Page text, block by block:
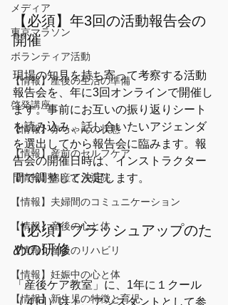
メディア
東京マラソン
ボランティア活動
【情報】産後の生活の準備
啓発講座
【情報】赤ちゃんの状態
【情報】産前のセルフケア
【情報】出産と入退院
【情報】夫婦間のコミュニケーション
【情報】産後の心と体
【情報】産後のリハビリ
【情報】妊娠中の心と体
【情報】新生児の特徴と育児
【必須】年3回の活動報告会の
開催
現場の知見を持ち寄って考察する活動
報告会を、年に3回オンラインで開催し
ます。事前にお互いの振り返りシート
を読み込み、話し合いたいアジェンダ
を選出してから報告会に臨みます。報
告会の開催日時は、インストラクター
間で調整して決定します。
【必須】ブラッシュアップのた
めの研修
「産後ケア教室」に、1年に１クール
（４回）以上、アシスタントとして参